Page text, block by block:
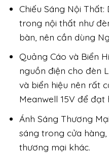
Chiếu Sáng Nội Thất:
trong nội thất như
bàn, nên cần dùng
Quảng Cáo và Biển
nguồn điện cho đèn
và biển hiệu nên rất
Meanwell 15V để
Ánh Sáng Thương
sáng trong cửa
thương mại khác.